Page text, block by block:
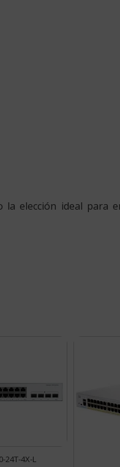
elección ideal para
24T-4X-L